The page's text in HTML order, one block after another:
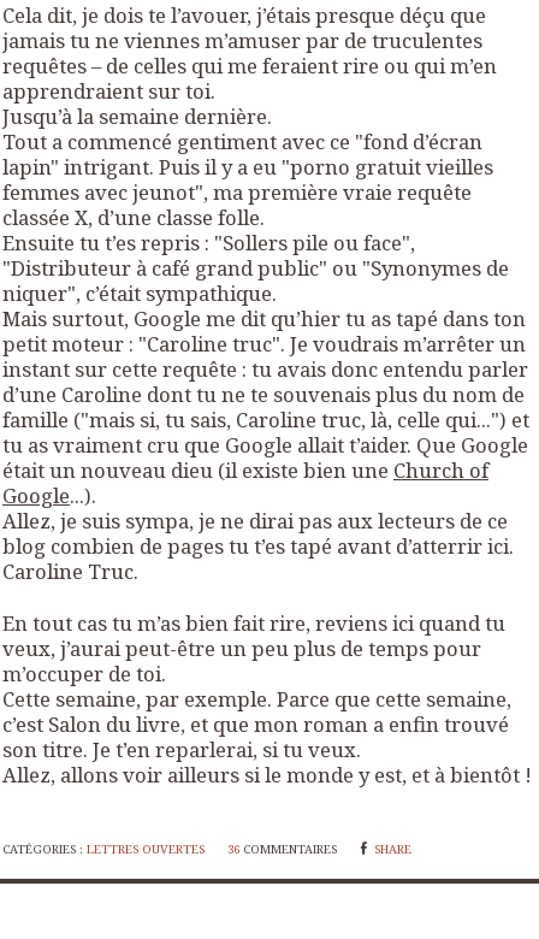
Cela dit, je dois te l’avouer, j’étais presque déçu que
jamais tu ne viennes m’amuser par de truculentes
requêtes – de celles qui me feraient rire ou qui m’en
apprendraient sur toi.
Jusqu’à la semaine dernière.
Tout a commencé gentiment avec ce "fond d’écran
lapin" intrigant. Puis il y a eu "porno gratuit vieilles
femmes avec jeunot", ma première vraie requête
classée X, d’une classe folle.
Ensuite tu t’es repris : "Sollers pile ou face",
"Distributeur à café grand public" ou "Synonymes de
niquer", c’était sympathique.
Mais surtout, Google me dit qu’hier tu as tapé dans ton
petit moteur : "Caroline truc". Je voudrais m’arrêter un
instant sur cette requête : tu avais donc entendu parler
d’une Caroline dont tu ne te souvenais plus du nom de
famille ("mais si, tu sais, Caroline truc, là, celle qui...") et
tu as vraiment cru que Google allait t’aider. Que Google
était un nouveau dieu (il existe bien une Church of
Google...).
Allez, je suis sympa, je ne dirai pas aux lecteurs de ce
blog combien de pages tu t’es tapé avant d’atterrir ici.
Caroline Truc.
En tout cas tu m’as bien fait rire, reviens ici quand tu
veux, j’aurai peut-être un peu plus de temps pour
m’occuper de toi.
Cette semaine, par exemple. Parce que cette semaine,
c’est Salon du livre, et que mon roman a enfin trouvé
son titre. Je t’en reparlerai, si tu veux.
Allez, allons voir ailleurs si le monde y est, et à bientôt !
CATÉGORIES : LETTRES OUVERTES 36 COMMENTAIRES SHARE